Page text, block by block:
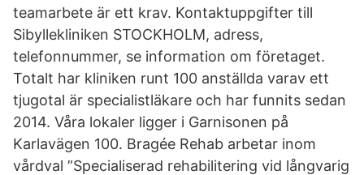
teamarbete är ett krav. Kontaktuppgifter till
Sibyllekliniken STOCKHOLM, adress,
telefonnummer, se information om företaget.
Totalt har kliniken runt 100 anställda varav ett
tjugotal är specialistläkare och har funnits sedan
2014. Våra lokaler ligger i Garnisonen på
Karlavägen 100. Bragée Rehab arbetar inom
vårdval ”Specialiserad rehabilitering vid långvarig